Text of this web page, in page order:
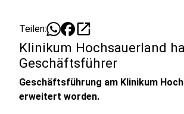
Teilen: open_in_new
Klinikum Hochsauerland
Geschäftsführer
Geschäftsführung am Klinikum
erweitert worden.